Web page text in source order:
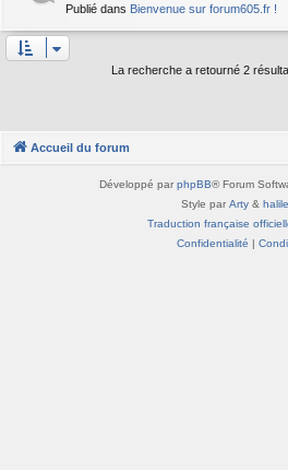
Publié dans Bienvenue sur forum605.fr !
La recherche a retourné 2
Accueil du forum
Développé par phpBB® Forum
Style par Arty &
Traduction française
Confidentialité |